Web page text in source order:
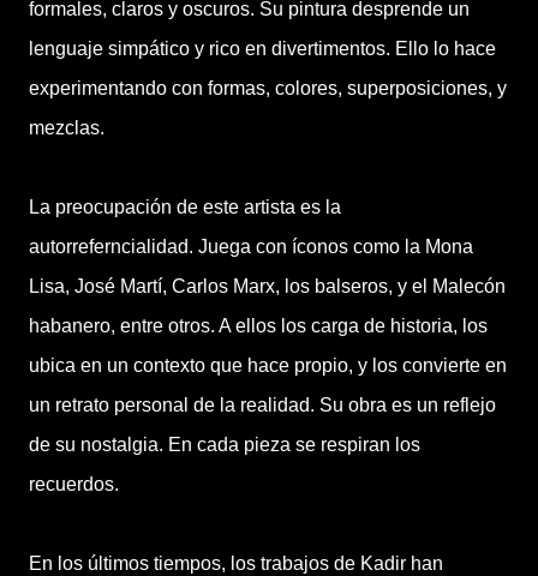
formales, claros y oscuros. Su pintura desprende un
lenguaje simpático y rico en divertimentos. Ello lo hace
experimentando con formas, colores, superposiciones, y
mezclas.
La preocupación de este artista es la
autorreferncialidad. Juega con íconos como la Mona
Lisa, José Martí, Carlos Marx, los balseros, y el Malecón
habanero, entre otros. A ellos los carga de historia, los
ubica en un contexto que hace propio, y los convierte en
un retrato personal de la realidad. Su obra es un reflejo
de su nostalgia. En cada pieza se respiran los
recuerdos.
En los últimos tiempos, los trabajos de Kadir han